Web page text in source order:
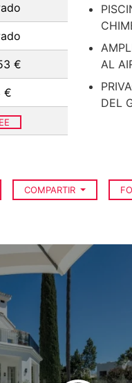
€
€
AL
DEL
COMPARTIR